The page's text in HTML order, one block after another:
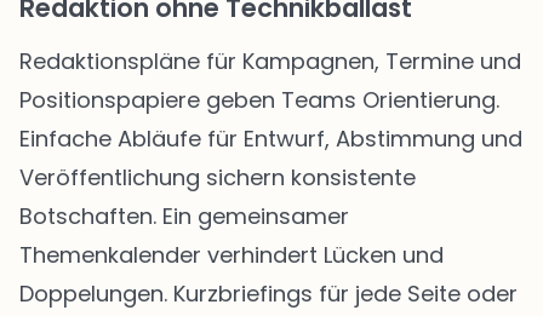
Redaktion ohne Technikballast
Redaktionspläne für Kampagnen, Termine und
Positionspapiere geben Teams Orientierung.
Einfache Abläufe für Entwurf, Abstimmung und
Veröffentlichung sichern konsistente
Botschaften. Ein gemeinsamer
Themenkalender verhindert Lücken und
Doppelungen. Kurzbriefings für jede Seite oder